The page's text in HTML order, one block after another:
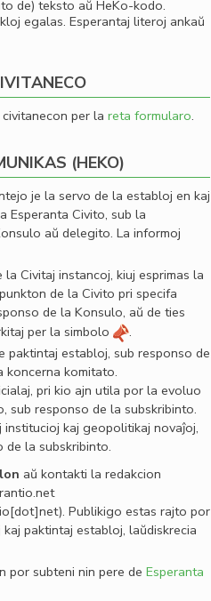
de) teksto aŭ HeKo-kodo.
egalas. Esperantaj literoj ankaŭ
per la reta formularo.
(HEKO)
je la servo de la establoj en kaj
Esperanta Civito, sub la
aŭ delegito. La informoj
la Civitaj instancoj, kiuj esprimas la
de la Civito pri specifa
de la Konsulo, aŭ de ties
per la simbolo
.
paktintaj establoj, sub responso de
koncerna komitato.
pri kio ajn utila por la evoluo
sub responso de la subskribinto.
institucioj kaj geopolitikaj novaĵoj,
de la subskribinto.
aŭ kontakti la redakcion
.net
. Publikigo estas rajto por
paktintaj establoj, laŭdiskrecia
por subteni nin pere de Esperanta